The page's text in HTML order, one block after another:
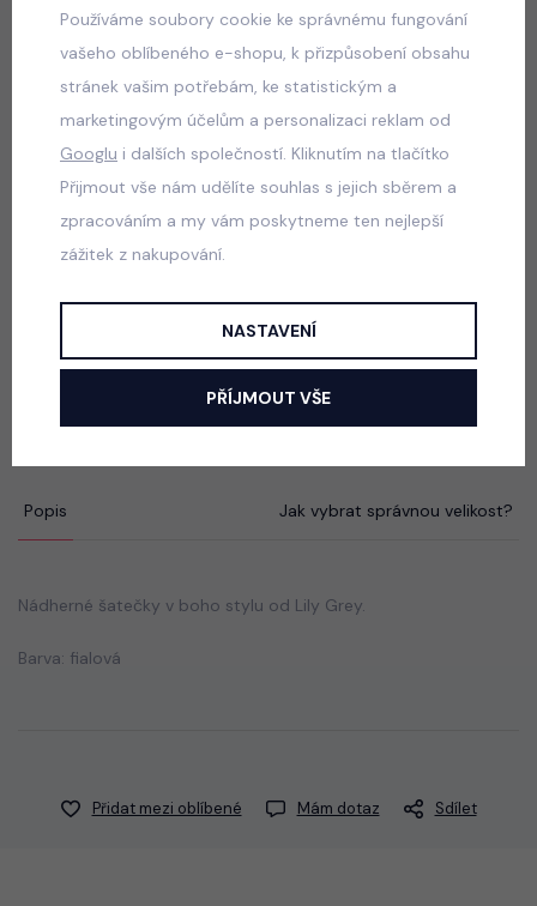
skladem
550 Kč
Luxury royal blue dress
skladem
550 Kč
Popis Jak vybrat správnou velikost?
Nádherné šatečky v boho stylu od Lily Grey.
Barva: fialová
Přidat mezi oblíbené Mám dotaz Sdílet
Používáme soubory cookie ke správnému fungování
vašeho oblíbeného e-shopu, k přizpůsobení obsahu
stránek vašim potřebám, ke statistickým a
marketingovým účelům a personalizaci reklam od
Googlu i dalších společností. Kliknutím na tlačítko
Přijmout vše nám udělíte souhlas s jejich sběrem a
zpracováním a my vám poskytneme ten nejlepší
zážitek z nakupování.
NASTAVENÍ
PŘÍJMOUT VŠE